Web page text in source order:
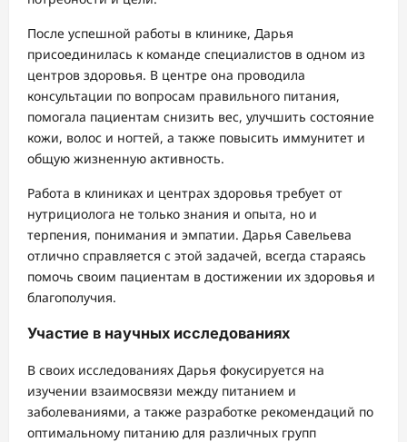
После успешной работы в клинике, Дарья
присоединилась к команде специалистов в одном из
центров здоровья. В центре она проводила
консультации по вопросам правильного питания,
помогала пациентам снизить вес, улучшить состояние
кожи, волос и ногтей, а также повысить иммунитет и
общую жизненную активность.
Работа в клиниках и центрах здоровья требует от
нутрициолога не только знания и опыта, но и
терпения, понимания и эмпатии. Дарья Савельева
отлично справляется с этой задачей, всегда стараясь
помочь своим пациентам в достижении их здоровья и
благополучия.
Участие в научных исследованиях
В своих исследованиях Дарья фокусируется на
изучении взаимосвязи между питанием и
заболеваниями, а также разработке рекомендаций по
оптимальному питанию для различных групп